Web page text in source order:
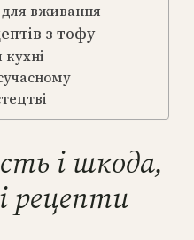
вживання
з тофу
кухні
і шкода,
рецепти